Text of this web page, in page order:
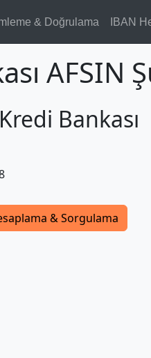
& Doğrulama IBAN
AFSIN
Bankası
& Sorgulama